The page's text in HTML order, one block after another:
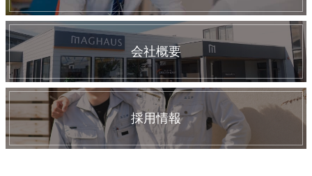
会社概要
採用情報